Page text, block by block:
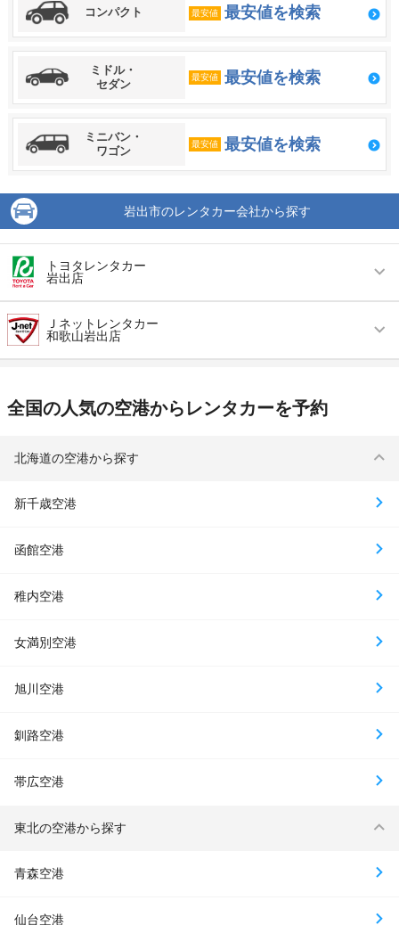
コンパクト 最安値 最安値を検索
ミドル・
セダン
最安値 最安値を検索
ミニバン・
ワゴン
最安値 最安値を検索
岩出市のレンタカー会社から探す
トヨタレンタカー
岩出店
営業時間 毎日 08:00 ～ 19:00
アクセス 岩出駅より徒歩で約10分（送迎なし）
店舗詳細 店舗詳細ページはこちら
この店舗でレンタカーを探す
Ｊネットレンタカー
和歌山岩出店
アクセス 和歌山駅より車で約22分（送迎なし）
店舗詳細 店舗詳細ページはこちら
全国の人気の空港からレンタカーを予約
北海道の空港から探す
新千歳空港
函館空港
稚内空港
女満別空港
旭川空港
釧路空港
帯広空港
東北の空港から探す
青森空港
仙台空港